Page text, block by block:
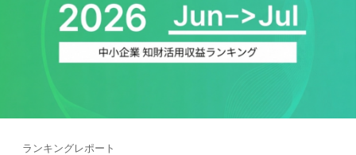
ランキングレポート